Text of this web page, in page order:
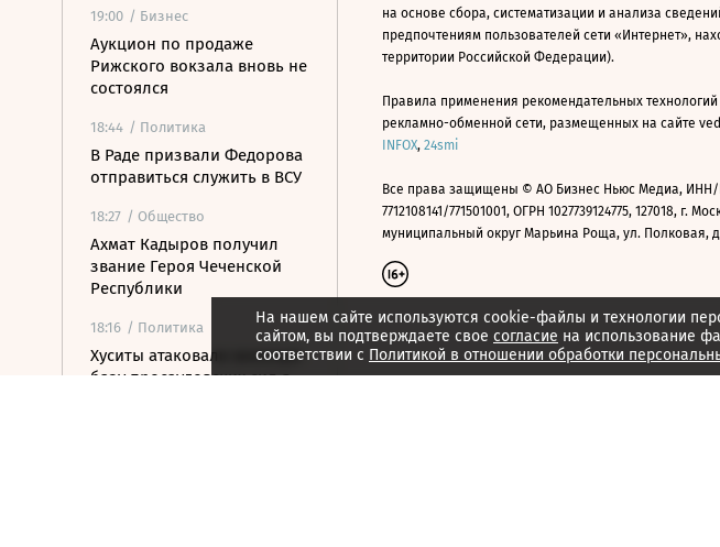
19:00 / Бизнес
Аукцион по продаже
Рижского вокзала вновь не
состоялся
18:44 / Политика
В Раде призвали Федорова
отправиться служить в ВСУ
18:27 / Общество
Ахмат Кадыров получил
звание Героя Чеченской
Республики
18:16 / Политика
Хуситы атаковали военную
базу просаудовских сил в
На нашем сайте используются cookie-файлы и технологии
сайтом, вы подтверждаете свое согласие на использование
соответствии с Политикой в отношении обработки
на основе сбора, систематизации и анализа
предпочтениям пользователей сети «Интернет»,
территории Российской Федерации).
Правила применения рекомендательных
рекламно-обменной сети, размещенных на сайте
INFOX, 24smi
Все права защищены © АО Бизнес Ньюс Медиа,
7712108141/771501001, ОГРН 1027739124775, 127018, г.
муниципальный округ Марьина Роща, ул. Полковая, д.